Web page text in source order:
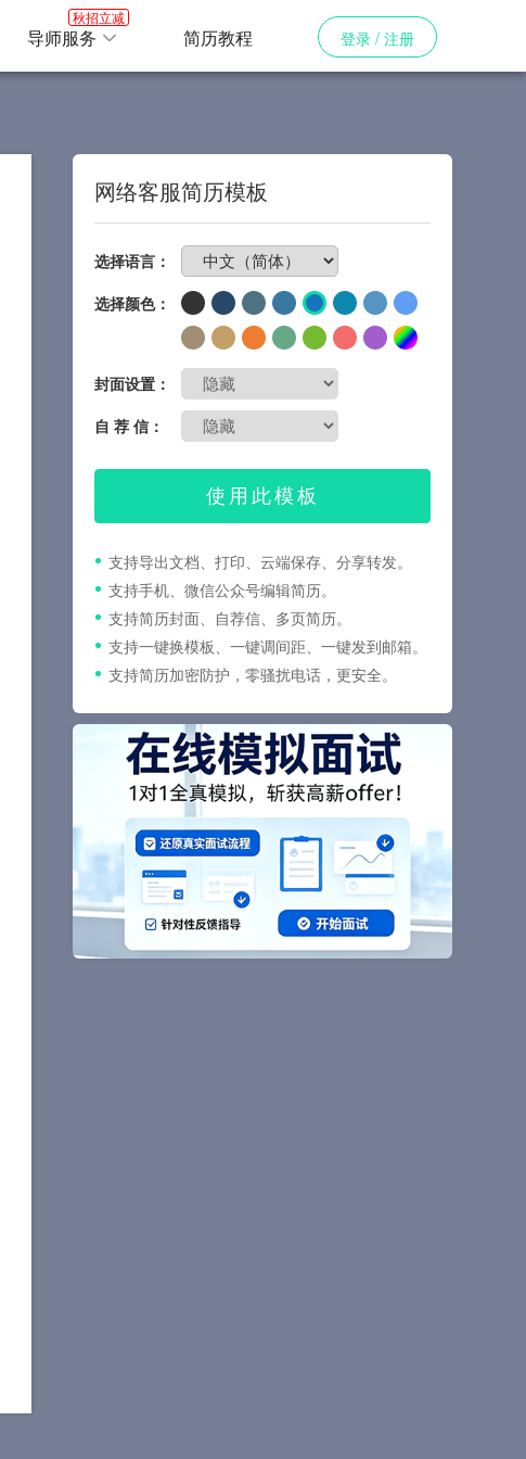
导师服务
秋招立减
简历教程 登录 / 注册
网络客服简历模板
选择语言：
选择颜色：
封面设置：
自 荐 信：
使用此模板
支持导出文档、打印、云端保存、分享转发。
支持手机、微信公众号编辑简历。
支持简历封面、自荐信、多页简历。
支持一键换模板、一键调间距、一键发到邮箱。
支持简历加密防护，零骚扰电话，更安全。